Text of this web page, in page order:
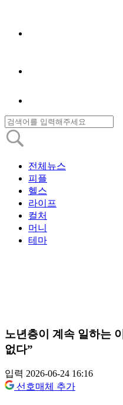
전체뉴스
피플
헬스
라이프
컬처
머니
테마
노년층이 계속 일하는
없다”
입력 2026-06-24 16:16
선호매체 추가